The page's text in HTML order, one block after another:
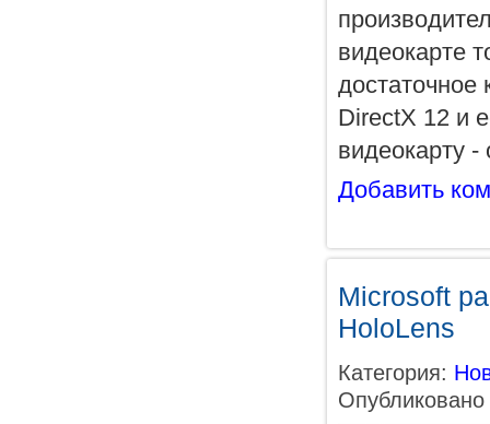
видеокарте
достаточное
DirectX 12 и
видеокарту
Добавить
Microsoft
HoloLens
Категория: